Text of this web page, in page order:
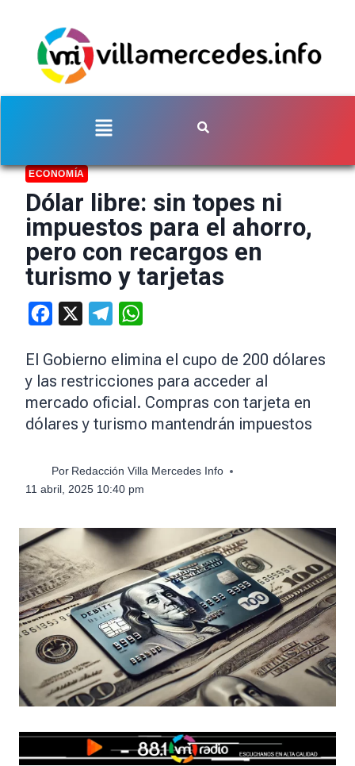
ECONOMÍA
Dólar libre: sin topes ni
impuestos para el ahorro,
pero con recargos en
turismo y tarjetas
Facebook Telegram
El Gobierno elimina el cupo de 200 dólares
y las restricciones para acceder al
mercado oficial. Compras con tarjeta en
dólares y turismo mantendrán impuestos
Por Redacción Villa Mercedes Info
11 abril, 2025 10:40 pm